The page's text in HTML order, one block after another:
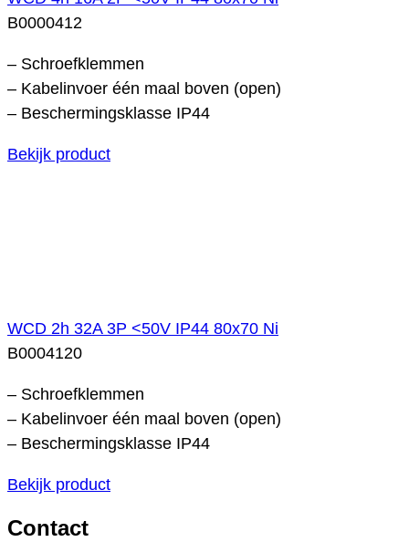
B0000412
– Schroefklemmen
– Kabelinvoer één maal boven (open)
– Beschermingsklasse IP44
Bekijk product
WCD 2h 32A 3P <50V IP44 80x70 Ni
B0004120
– Schroefklemmen
– Kabelinvoer één maal boven (open)
– Beschermingsklasse IP44
Bekijk product
Contact